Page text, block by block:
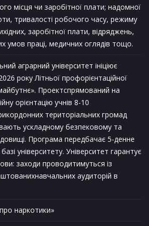
місця чи заробітної плати; надомної
тривалості робочого часу, режиму
заробітної плати, відряджень,
умов праці, медичних оглядів тощо.
аграрний університет ініціює
року Літньої профорієнтаційної
Проектспрямований на
орієнтацію учнів 8-10
територіальних громад
ускладному безпековому та
Програма передбачає 5-денне
університету. Університет гарантує
заходи проводитимуться із
аудиторій в
наркотики»